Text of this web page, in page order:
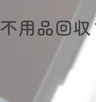
不用品回